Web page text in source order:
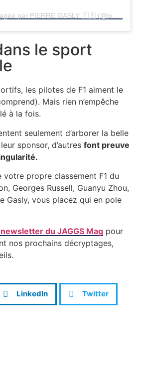
Une publication partagée par PIERRE GASLY 🇫🇷 (@pierregasly)
le sport
les pilotes de F1 aiment le
Mais rien n’empêche
à la fois.
seulement d’arborer la belle
sponsor, d’autres font preuve
votre propre classement F1 du
Georges Russell, Guanyu Zhou,
Gasly, vous placez qui en pole
du JAGGS Mag pour
nos prochains décryptages,
LinkedIn Twitter